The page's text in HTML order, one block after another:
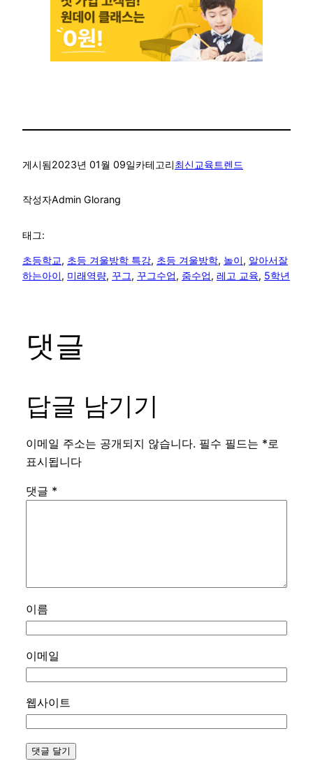
게시됨2023년 01월 09일카테고리최신교육트렌드
작성자Admin Glorang
태그:
초등학교, 초등 겨울방학 특강, 초등 겨울방학, 놀이, 알아서잘
하는아이, 미래역량, 꾸그, 꾸그수업, 줌수업, 레고 교육, 5학년
댓글
답글 남기기
이메일 주소는 공개되지 않습니다. 필수 필드는 *로
표시됩니다
댓글 *
이름
이메일
웹사이트